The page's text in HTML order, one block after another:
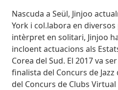
Nascuda a Seül, Jinjoo
York i col.labora en
intèrpret en solitari, Jinjoo
incloent actuacions als
Corea del Sud. El 2017 va
finalista del Concurs de
del Concurs de Clubs Virtual